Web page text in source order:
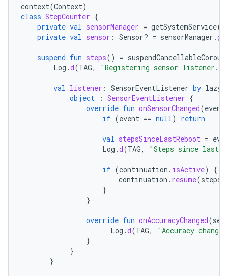
context(Context)
class StepCounter {
private val sensorManager = getSystemService(
private val sensor : Sensor? = sensorManager .
suspend fun steps() =
Log .d(TAG, "Registering sensor
val listener : SensorEventListener by lazy
object
: SensorEventListener {
override fun onSensorChanged(event
if (event == null) return
val stepsSinceLastReboot =
Log .d(TAG, "Steps since last
if (continuation . isActive)
{
continuation . resume(
}
}
override fun onAccuracyChanged(
Log .d(TAG,
"Accuracy
}
}
}